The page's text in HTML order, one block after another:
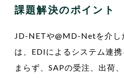
課題解決のポイント
JD-NETや@MD-Netを介し
は、EDIによるシステム連
まらず、SAPの受注、出荷